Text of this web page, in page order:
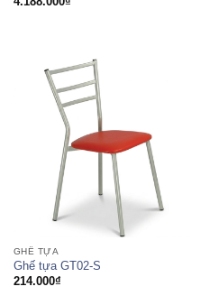
GHẾ TỰA
Ghế tựa GT02-S
214.000₫